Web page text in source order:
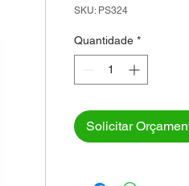
SKU: PS324
Quantidade *
Solicitar